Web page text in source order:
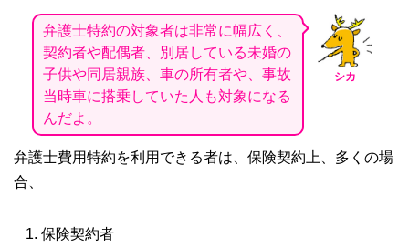
シカ
弁護士特約の対象者は非常に幅広く、
契約者や配偶者、別居している未婚の
子供や同居親族、車の所有者や、事故
当時車に搭乗していた人も対象になる
んだよ。
弁護士費用特約を利用できる者は、保険契約上、多くの場
合、
保険契約者